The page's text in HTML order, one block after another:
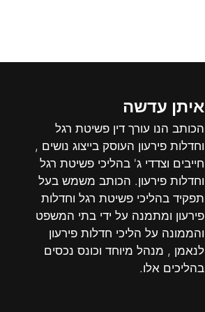
איתן עדשה
הכותב הנו עורך דין פשיטת רגל
וחדלות פירעון העוסק בייצוג נושים ,
חייבים וצדדי ג' בהליכי פשיטת רגל
וחדלות פירעון. הכותב משמש בעל
תפקיד בהליכי פשיטת רגל וחדלות
פירעון ומתמנה על ידי בתי המשפט
והממונה על הליכי חדלות פירעון
לנאמן , מנהל מיוחד וכונס נכסים
בהליכים אלו.